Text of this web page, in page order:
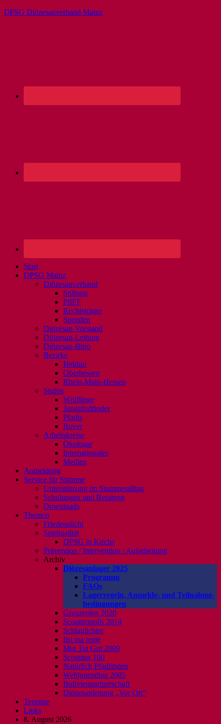
DPSG Diözesanverband Mainz
Start
DPSG Mainz
Diözesanverband
Stiftung
PfiFF
Rechtsträger
Spenden
Diözesan-Vorstand
Diözesan-Leitung
Diözesan-Büro
Bezirke
Heldon
Oberhessen
Rhein-Main-Hessen
Stufen
Wölflinge
Jungpfadfinder
Pfadis
Rover
Arbeitskreise
Ökologie
Internationales
Medien
Anmeldung
Service für Stämme
Unterstützung im Stammesalltag
Schulungen und Beratung
Downloads
Themen
Friedenslicht
Spiritualität
DPSG in Kirche
Prävention / Intervention / Aufarbeitung
Archiv
Diözesanlager 2025
Programm
FAQs
Lagerregeln, Anmelde- und Teilnahme-
bedingungen
Grenzenlos 2020
Scouttropolis 2014
Schlaglichter
fisi ma tente
Mut Tut Gut 2009
Scouting 100
Natürlich Pfadfinden
Weltjugendtag 2005
Bolivienpartnerschaft
Diözesanleitung „Vor Ort“
Termine
Links
8. August 2026